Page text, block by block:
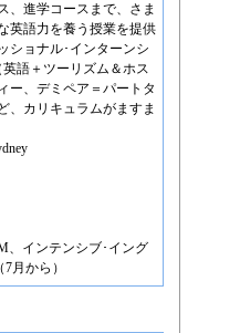
、進学コースまで、さま
英語力を養う授業を提供
ショナル･インターンシ
語＋ツーリズム＆ホス
ー、デミペア＝パートタ
、カリキュラムがますま
、インテンシブ･イング
月から）